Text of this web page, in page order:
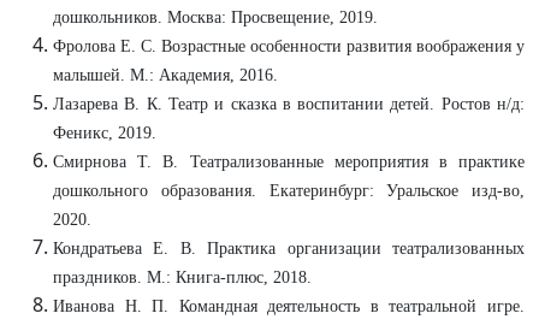
дошкольников. Москва: Просвещение, 2019.
Фролова Е. С. Возрастные особенности развития воображения у
малышей. М.: Академия, 2016.
Лазарева В. К. Театр и сказка в воспитании детей. Ростов н/д:
Феникс, 2019.
Смирнова Т. В. Театрализованные мероприятия в практике
дошкольного образования. Екатеринбург: Уральское изд-во,
2020.
Кондратьева Е. В. Практика организации театрализованных
праздников. М.: Книга-плюс, 2018.
Иванова Н. П. Командная деятельность в театральной игре.